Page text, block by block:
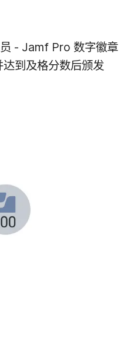
- Jamf Pro 数​字徽章​
到​及格分数​后​颁发​